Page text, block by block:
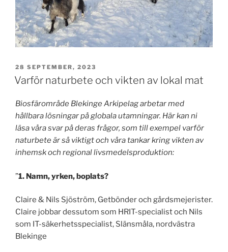
PUBLICERAT
28 SEPTEMBER, 2023
Varför naturbete och vikten av lokal mat
Biosfärområde Blekinge Arkipelag arbetar med
hållbara lösningar på globala utamningar. Här kan ni
läsa våra svar på deras frågor, som till exempel varför
naturbete är så viktigt och våra tankar kring vikten av
inhemsk och regional livsmedelsproduktion:
”1. Namn, yrken, boplats?
Claire & Nils Sjöström, Getbönder och gårdsmejerister.
Claire jobbar dessutom som HRIT-specialist och Nils
som IT-säkerhetsspecialist, Slänsmåla, nordvästra
Blekinge